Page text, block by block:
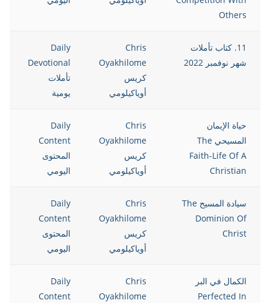
Others
11. كتاب تأملات
شهر نوفمبر 2022
Chris
Oyakhilome
كريس
أوياكيلومي
Daily
Devotional
تأملات
يومية
حياة الإيمان
المسيحي The
Faith-Life Of A
Christian
Chris
Oyakhilome
كريس
أوياكيلومي
Daily
Content
المحتوى
اليومي
سيادة المسيح The
Dominion Of
Christ
Chris
Oyakhilome
كريس
أوياكيلومي
Daily
Content
المحتوى
اليومي
الكمال في البر
Perfected In
Chris
Oyakhilome
Daily
Content